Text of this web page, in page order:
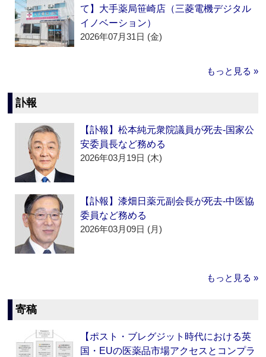
て】大手薬局笹崎店（三菱電機デジタル
イノベーション）
2026年07月31日 (金)
もっと見る »
訃報
【訃報】松本純元衆院議員が死去‐国家公
安委員長など務める
2026年03月19日 (木)
【訃報】漆畑日薬元副会長が死去‐中医協
委員など務める
2026年03月09日 (月)
もっと見る »
寄稿
【ポスト・ブレグジット時代における英
国・EUの医薬品市場アクセスとコンプラ